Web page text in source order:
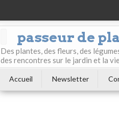
passeur de
Des plantes, des fleurs, des
des rencontres sur le jardin et la
Accueil Newsletter